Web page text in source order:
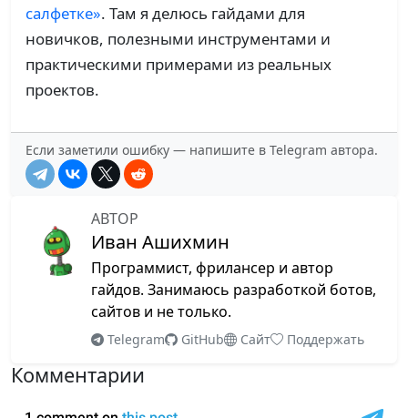
салфетке». Там я делюсь гайдами для
новичков, полезными инструментами и
практическими примерами из реальных
проектов.
Если заметили ошибку — напишите в Telegram автора.
АВТОР
Иван Ашихмин
Программист, фрилансер и автор
гайдов. Занимаюсь разработкой ботов,
сайтов и не только.
Telegram GitHub Сайт Поддержать
Комментарии